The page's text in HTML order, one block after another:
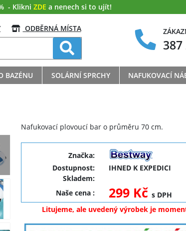
- Klikni ZDE a nenech si to ujít!
ODBĚRNÁ MÍSTA
387
BAZÉNU SOLÁRNÍ SPRCHY NAFUKOVACÍ
Nafukovací plovoucí bar o průměru 70 cm.
Značka:
Dostupnost:
IHNED K EXPEDICI
Skladem:
Naše cena: 299 Kčs DPH
Litujeme, ale uvedený výrobek je